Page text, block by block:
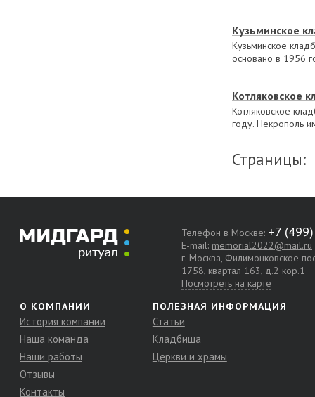
Кузьминское
Кузьминское
основано в 1956
Котляковское
Котляковское
году. Некрополь
Страницы:
Телефон в Москве:
E-mail: memorial2022@mail.ru
г. Москва, Филимонковское
1758, квартал 163, д.2 кор.1
Посмотреть на карте
О КОМПАНИИ
История компании
Наша команда
Наши работы
Отзывы
Контакты
ПОЛЕЗНАЯ ИНФОРМАЦИЯ
Статьи
Кладбища
Церкви и храмы